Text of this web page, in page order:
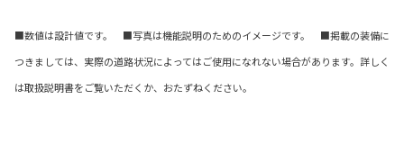
■数値は設計値です。 ■写真は機能説明のためのイメージです。 ■掲載の装備に
つきましては、実際の道路状況によってはご使用になれない場合があります。詳しく
は取扱説明書をご覧いただくか、おたずねください。